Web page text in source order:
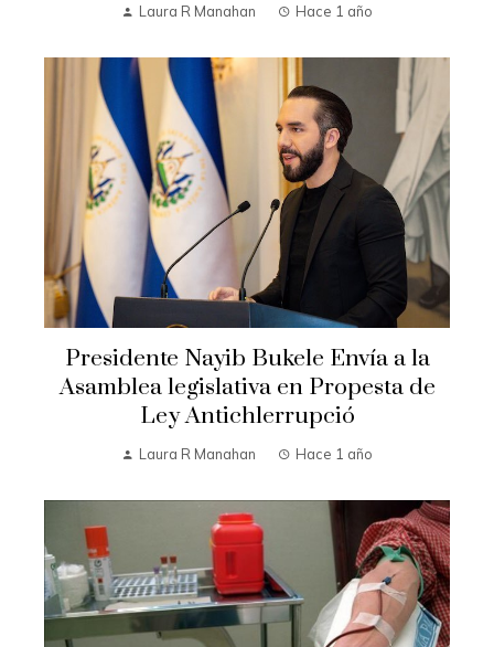
Laura R Manahan Hace 1 año
Presidente Nayib Bukele Envía a la
Asamblea legislativa en Propesta de
Ley Antichlerrupció
Laura R Manahan Hace 1 año